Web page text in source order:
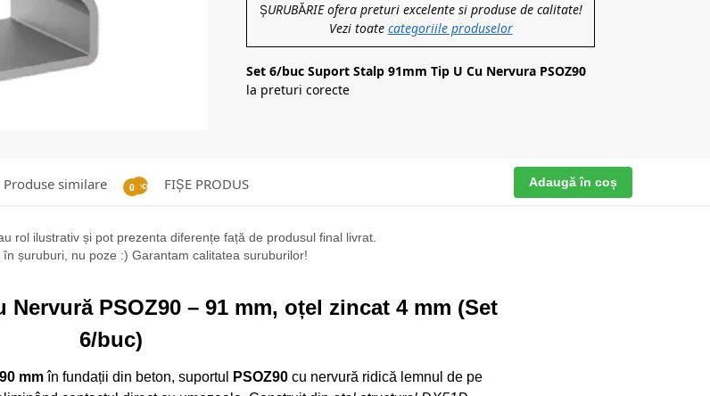
ȘURUBĂRIE ofera preturi excelente si produse de calitate!
Vezi toate categoriile produselor
Set 6/buc Suport Stalp 91mm Tip U Cu Nervura PSOZ90
la preturi corecte
Produse similare Recenzii
0 FIȘE PRODUS Adaugă în coș
rol ilustrativ și pot prezenta diferențe față de produsul final livrat.
în șuruburi, nu poze :) Garantam calitatea suruburilor!
PSOZ90 – 91 mm, oțel zincat 4 mm (Set
6/buc)
mmîn fundații din beton, suportul PSOZ90 cu nervură ridică lemnul de pe